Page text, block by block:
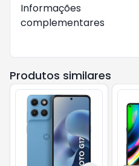
Informações
complementares
Produtos similares